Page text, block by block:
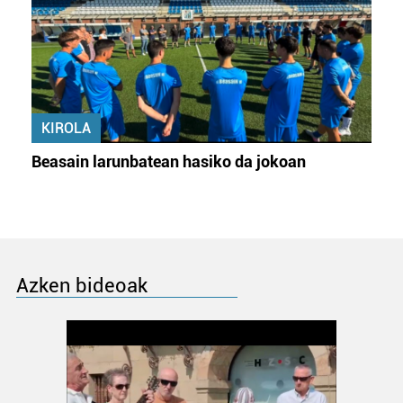
KIROLA
Beasain larunbatean hasiko da jokoan
Azken bideoak